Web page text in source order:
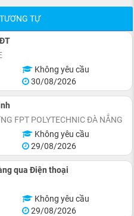
TỰ
Không yêu cầu
30/08/2026
FPT POLYTECHNIC ĐÀ NẴNG
Không yêu cầu
29/08/2026
qua Điện thoại
Không yêu cầu
29/08/2026